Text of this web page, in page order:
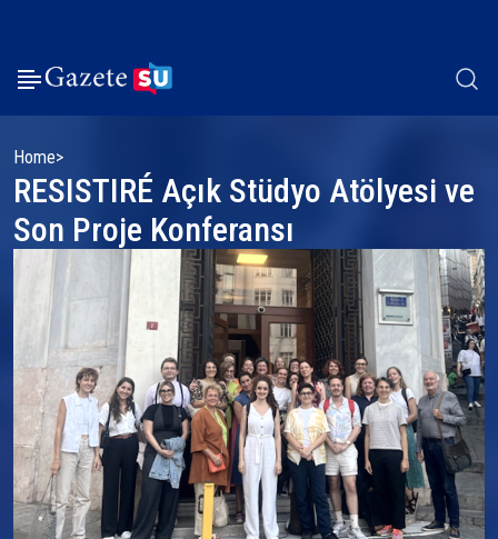
Home
RESISTIRÉ Açık Stüdyo Atölyesi ve
Son Proje Konferansı